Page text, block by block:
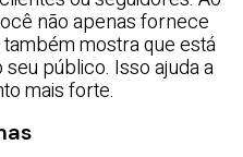
não apenas fornece
mostra que está
público. Isso ajuda a
mais forte.